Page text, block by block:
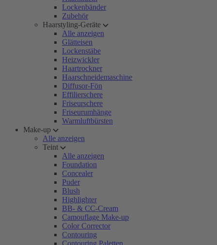
Lockenbänder
Zubehör
Haarstyling-Geräte
Alle anzeigen
Glätteisen
Lockenstäbe
Heizwickler
Haartrockner
Haarschneidemaschine
Diffusor-Fön
Effilierschere
Friseurschere
Friseurumhänge
Warmluftbürsten
Make-up
Alle anzeigen
Teint
Alle anzeigen
Foundation
Concealer
Puder
Blush
Highlighter
BB- & CC-Cream
Camouflage Make-up
Color Corrector
Contouring
Contouring Paletten